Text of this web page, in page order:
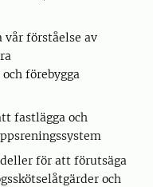
förståelse av
förebygga
fastlägga och
för att förutsäga
och